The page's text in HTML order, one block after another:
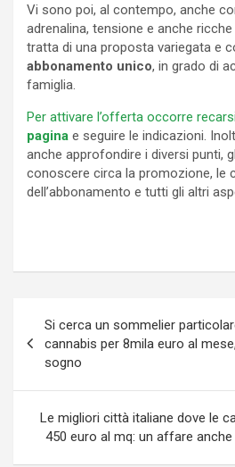
Vi sono poi, al contempo, anche
adrenalina, tensione e anche
tratta di una proposta variegata e
abbonamento unico, in grado di
famiglia.
Per attivare l’offerta occorre recarsi
pagina e seguire le indicazioni.
anche approfondire i diversi punti,
conoscere circa la promozione, le
dell’abbonamento e tutti gli altri
articoli
Si cerca un sommelier
cannabis per 8mila euro al
sogno
Le migliori città italiane dove le
450 euro al mq: un affare